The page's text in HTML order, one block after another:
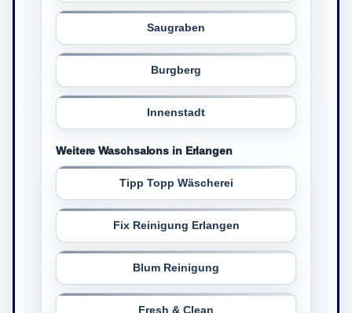
Saugraben
Burgberg
Innenstadt
Weitere Waschsalons in Erlangen
Tipp Topp Wäscherei
Fix Reinigung Erlangen
Blum Reinigung
Fresh & Clean